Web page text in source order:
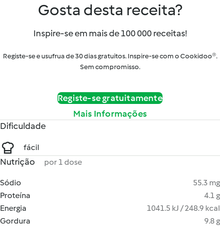
Gosta desta receita?
Inspire-se em mais de 100 000 receitas!
Registe-se e usufrua de 30 dias gratuitos. Inspire-se com o Cookidoo®.
Sem compromisso.
Registe-se gratuitamente
Mais Informações
Dificuldade
fácil
Nutrição por 1 dose
Sódio
55.3 mg
Proteína
4.1 g
Energia
1041.5 kJ / 248.9 kcal
Gordura
9.8 g